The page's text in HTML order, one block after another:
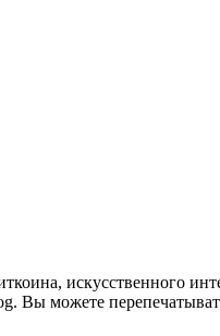
искусственного
Вы можете